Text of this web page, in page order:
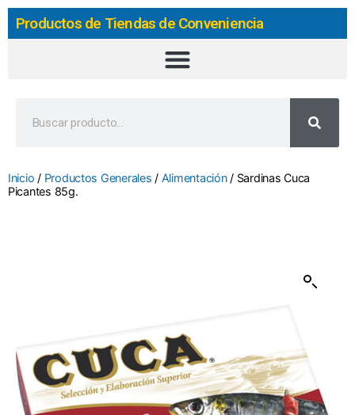
Productos de Tiendas de Conveniencia
Inicio / Productos Generales / Alimentación/ Sardinas Cuca
Picantes 85g.